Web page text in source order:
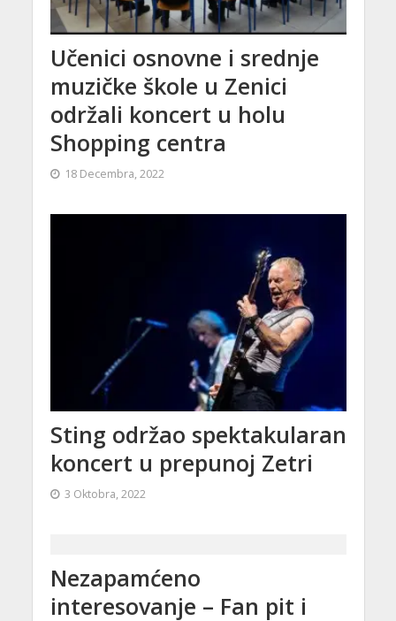
Učenici osnovne i srednje
muzičke škole u Zenici
održali koncert u holu
Shopping centra
18 Decembra, 2022
Sting održao spektakularan
koncert u prepunoj Zetri
3 Oktobra, 2022
Nezapamćeno
interesovanje – Fan pit i